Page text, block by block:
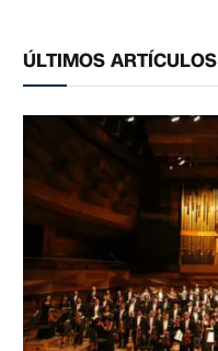
ÚLTIMOS ARTÍCULOS